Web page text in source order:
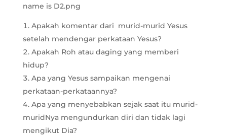
Apakah komentar dari murid-murid Yesus
setelah mendengar perkataan Yesus?
Apakah Roh atau daging yang memberi
hidup?
Apa yang Yesus sampaikan mengenai
perkataan-perkataannya?
Apa yang menyebabkan sejak saat itu murid-
muridNya mengundurkan diri dan tidak lagi
mengikut Dia?